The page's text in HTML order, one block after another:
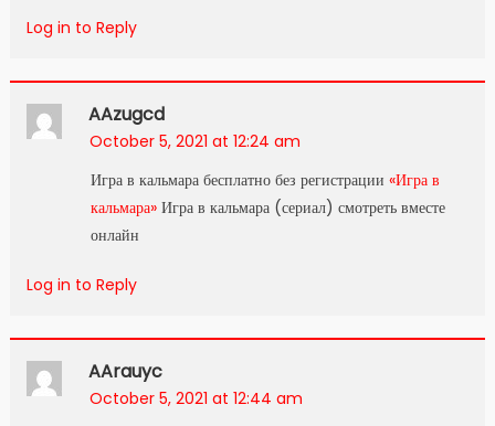
Log in to Reply
AAzugcd
October 5, 2021 at 12:24 am
Игра в кальмара бесплатно без регистрации «Игра в
кальмара»Игра в кальмара (сериал) смотреть вместе
онлайн
Log in to Reply
AArauyc
October 5, 2021 at 12:44 am